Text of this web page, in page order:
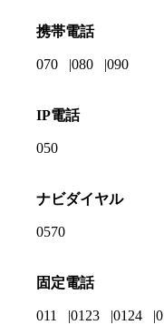
携帯電話
070 080 090
IP電話
050
ナビダイヤル
0570
固定電話
011 0123 0124